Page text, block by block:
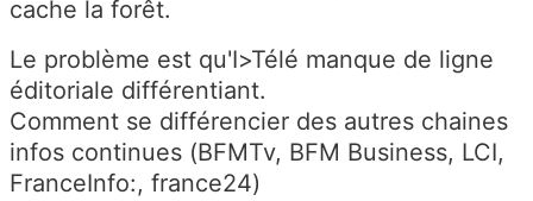
cache la forêt.
Le problème est qu'I>Télé manque de ligne
éditoriale différentiant.
Comment se différencier des autres chaines
infos continues (BFMTv, BFM Business, LCI,
FranceInfo:, france24)